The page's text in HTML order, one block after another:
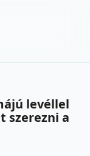
levéllel
szerezni a